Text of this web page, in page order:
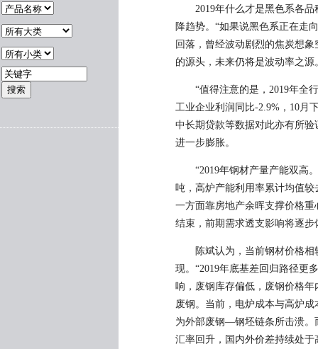
2019年什么才是黑色系各
降趋势。“如果说黑色系正在走
回落，曾经波动剧烈的焦炭想
的源头，未来仍将是波动率之源
“值得注意的是，2019年全
工业企业利润同比-2.9%，10月
中长期贷款等数据对此亦有所
进一步膨胀。
“2019年钢材产量产能双高
吨，高炉产能利用率累计均值
一方面靠房地产余晖支撑价格
结束，前期需求透支影响将逐
陈斌认为，当前钢材价格
现。“2019年底基差回归路径更
响，废钢库存偏低，废钢价格
废钢。当前，电炉成本与高炉
为外部废钢—钢坯链条所击溃。
汇率回升，国内外价差持续处